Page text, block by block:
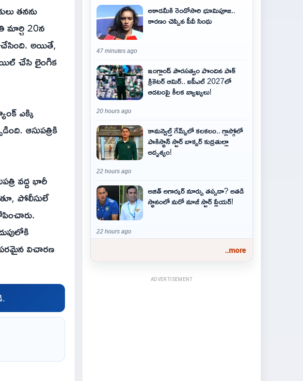
తనను
మార్చి 20న
చేసింది. అయితే,
చేసి లైంగిక
ఎక్కి
ఆసుపత్రికి
వద్ద భారీ
పోలీసులే
విచారణ
అకాడమీకి రెండోసారి భూమిపూజ..
కారణం చెప్పిన పీవీ సింధు
47 minutes ago
ఇంగ్లాండ్ పౌరసత్వం పొందిన పాక్
క్రికెటర్ ఆమిర్.. ఐపీఎల్ 2027లో
ఆడటంపై కీలక వ్యాఖ్యలు!
20 hours ago
కామన్వెల్త్ గేమ్స్‌లో కలకలం.. గ్లాస్గోలో
పాకిస్థాన్ స్టార్ బాక్సర్ కుద్రతుల్లా
అదృశ్యం!
22 hours ago
అజిత్‌ అగార్కర్‌ మార్పు తప్పదా? అతడి
స్థానంలో మరో మాజీ స్టార్‌ ప్లేయర్‌!
22 hours ago
..more
ADVERTISEMENT